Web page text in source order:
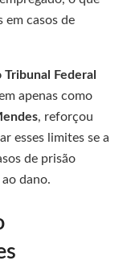
em casos de
Tribunal Federal
apenas como
, reforçou
esses limites se a
de prisão
dano.